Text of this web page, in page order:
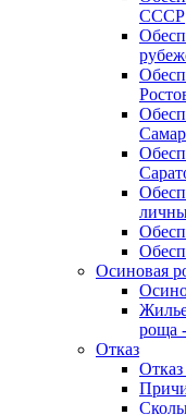
СССР
Осиновая
роща
Отказ